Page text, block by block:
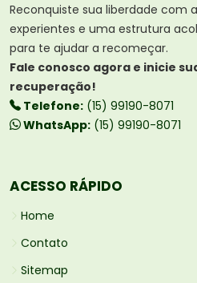
Reconquiste sua liberdade com
experientes e uma estrutura
para te ajudar a recomeçar.
Fale conosco agora e inicie
recuperação!
Telefone: (15) 99190-8071
WhatsApp: (15) 99190-8071
ACESSO RÁPIDO
Home
Contato
Sitemap